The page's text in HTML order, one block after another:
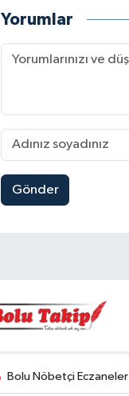
Yorumlar
Gönder
Bolu Nöbetçi Eczaneler